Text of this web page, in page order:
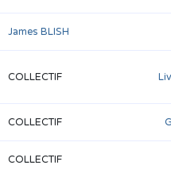
James BLISH
COLLECTIF
COLLECTIF
COLLECTIF